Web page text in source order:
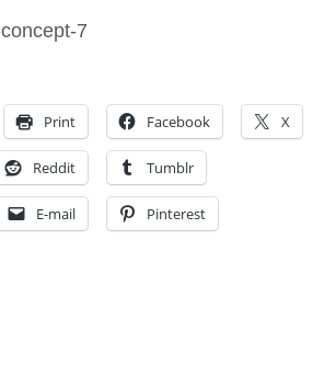
Print Facebook X
Reddit Tumblr
E-mail Pinterest